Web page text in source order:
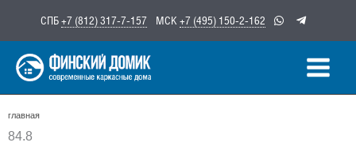
содержимому
СПБ+7 (812) 317-7-157 МСК +7 (495) 150-2-162
главная
84.8